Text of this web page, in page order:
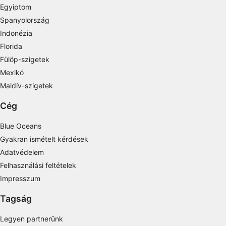
Egyiptom
Spanyolország
Indonézia
Florida
Fülöp-szigetek
Mexikó
Maldív-szigetek
Cég
Blue Oceans
Gyakran ismételt kérdések
Adatvédelem
Felhasználási feltételek
Impresszum
Tagság
Legyen partnerünk
Measure advertising performance
Measure content performance
Understand audiences through statistics or
combinations of data from different sources
Identify devices based on information
actively requested
Non-IAB processing purposes:
Necessary
Performance